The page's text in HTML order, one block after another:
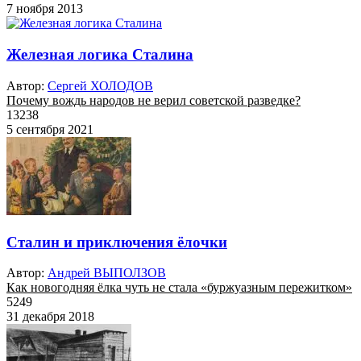
7 ноября 2013
Железная логика Сталина
Автор: Сергей ХОЛОДОВ
Почему вождь народов не верил советской разведке?
13238
5 сентября 2021
Сталин и приключения ёлочки
Автор: Андрей ВЫПОЛЗОВ
Как новогодняя ёлка чуть не стала «буржуазным пережитком»
5249
31 декабря 2018